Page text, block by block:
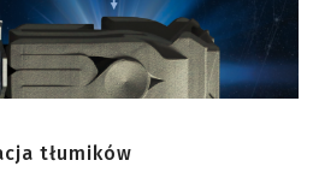
tłumików